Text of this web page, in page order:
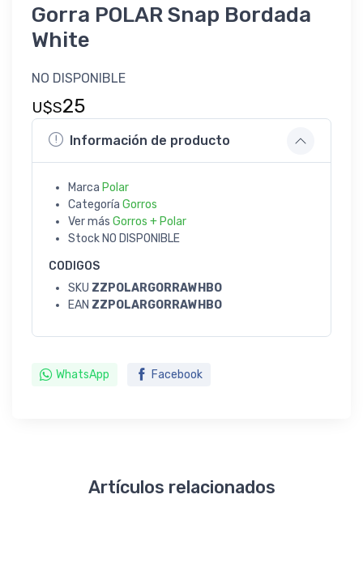
Gorra POLAR Snap Bordada
White
NO DISPONIBLE
U$S25
Información de producto
Marca Polar
Categoría Gorros
Ver más Gorros + Polar
Stock NO DISPONIBLE
CODIGOS
SKU ZZPOLARGORRAWHBO
EAN ZZPOLARGORRAWHBO
WhatsApp Facebook
Artículos relacionados